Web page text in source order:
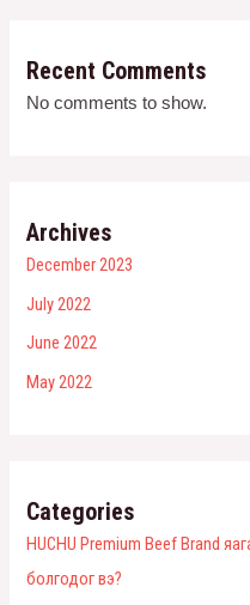
Recent Comments
No comments to show.
Archives
December 2023
July 2022
June 2022
May 2022
Categories
HUCHU Premium Beef Brand
болгодог вэ?